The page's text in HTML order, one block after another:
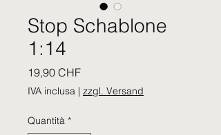
Stop Schablone
1:14
19,90 CHFPrezzo
IVA inclusa | zzgl. Versand
Quantità *